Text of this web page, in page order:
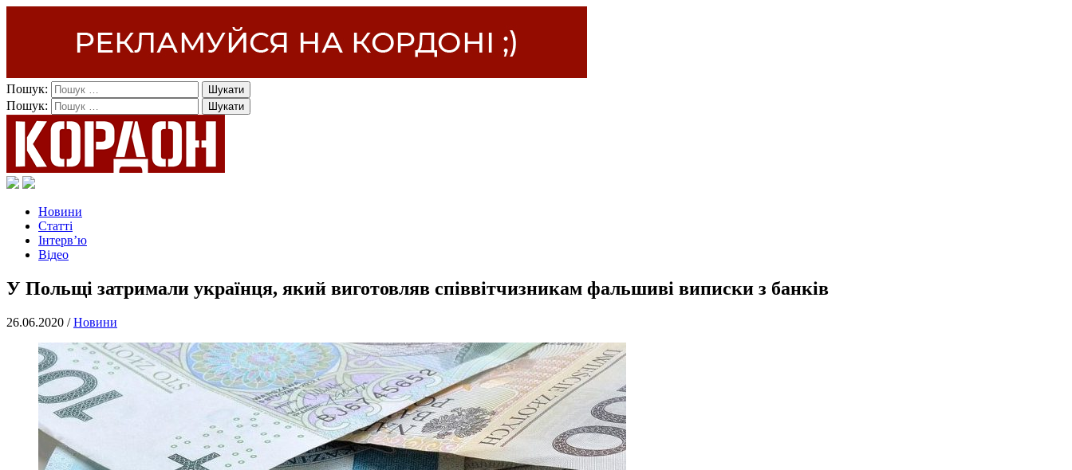
Пошук:
Пошук:
Новини
Статті
Інтерв’ю
Відео
У Польщі затримали українця, який виготовляв співвітчизникам фальшиві виписки з банків
26.06.2020 /Новини